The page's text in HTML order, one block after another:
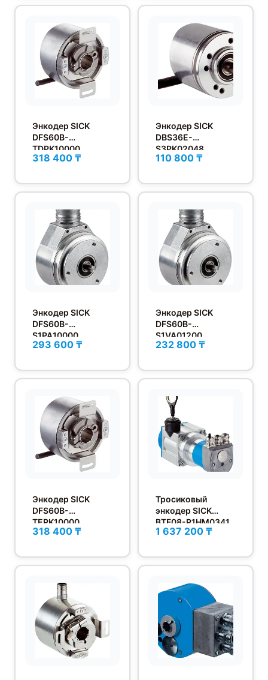
Энкодер SICK
DFS60B-
TDPK10000
318 400 ₸
Энкодер SICK
DBS36E-
S3PK02048
110 800 ₸
Энкодер SICK
DFS60B-
S1PA10000
293 600 ₸
Энкодер SICK
DFS60B-
S1VA01200
232 800 ₸
Энкодер SICK
DFS60B-
TEPK10000
318 400 ₸
Тросиковый
энкодер SICK
BTF08-P1HM0341
1 637 200 ₸